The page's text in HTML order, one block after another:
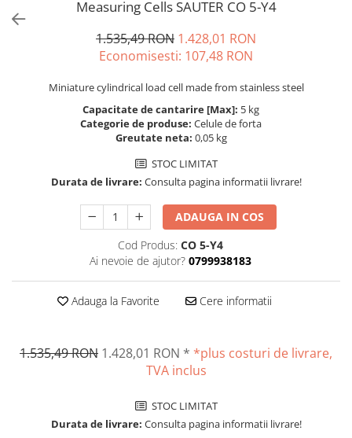
Cantare de banc
Cantare de numarare
Cantare de podea
Cantare pentru paleti
Punti de cantarire
Cantare pentru macara
Cantare bebelusi
Cantare cu platforma pentru
Cantare personale
Masurare dimensiuni corporale
Greutati de testare
Measuring Cells SAUTER CO 5-Y4
1.535,49 RON 1.428,01 RON
Economisesti: 107,48 RON
Miniature cylindrical load cell made from stainless steel
Capacitate de cantarire [Max]: 5 kg
Categorie de produse: Celule de forta
Greutate neta: 0,05 kg
STOC LIMITAT
Durata de livrare: Consulta pagina informatii livrare!
ADAUGA IN COS
Cod Produs: CO 5-Y4
Ai nevoie de ajutor? 0799938183
Adauga la Favorite Cere informatii
1.535,49 RON 1.428,01 RON * *plus costuri de livrare,
TVA inclus
STOC LIMITAT
Durata de livrare: Consulta pagina informatii livrare!